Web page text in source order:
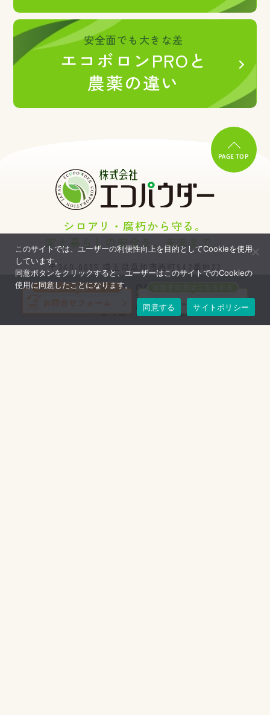
安全面でも大きな差
エコボロンPROと
農薬の違い
PAGE TOP
シロアリ・腐朽から守る。
家と暮らしの安全を、未来まで。
〒340-0035 埼玉県草加市西町942番地22
TEL 048-928-1671
FAX 048-928-0300
このサイトでは、ユーザーの利便性向上を目的としてCookieを使用
しています。
同意ボタンをクリックすると、ユーザーはこのサイトでのCookieの
使用に同意したことになります。
同意する サイトポリシー